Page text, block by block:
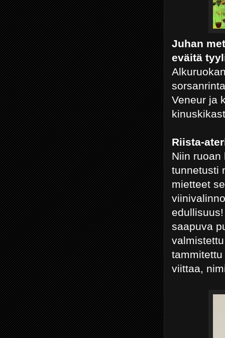
Juhan
eväitä
Veneur ja
Riista-
Niin ruoan
tunnetusti
mietteet
saapuva
viittaa,